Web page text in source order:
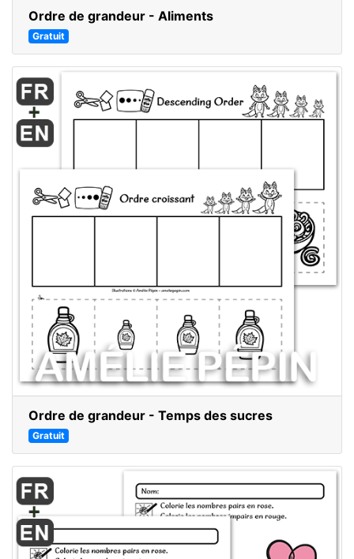
Ordre de grandeur - Aliments
Gratuit
Ordre de grandeur - Temps des sucres
Gratuit